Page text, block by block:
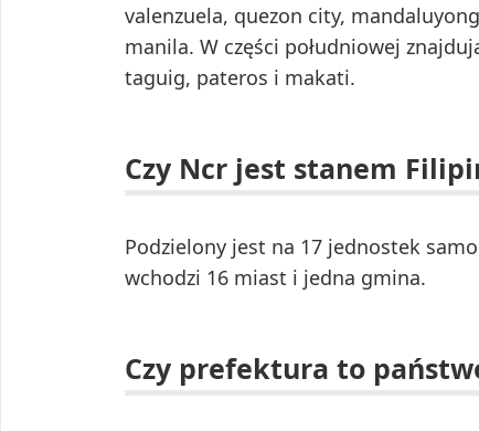
valenzuela, quezon city,
manila. W części południowej
taguig, pateros i makati.
Czy Ncr jest stanem
Podzielony jest na 17 jednostek
wchodzi 16 miast i jedna gmina.
Czy prefektura to